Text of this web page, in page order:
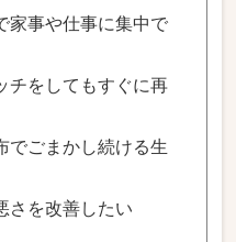
家事や仕事に集中で
チをしてもすぐに再
でごまかし続ける生
さを改善したい